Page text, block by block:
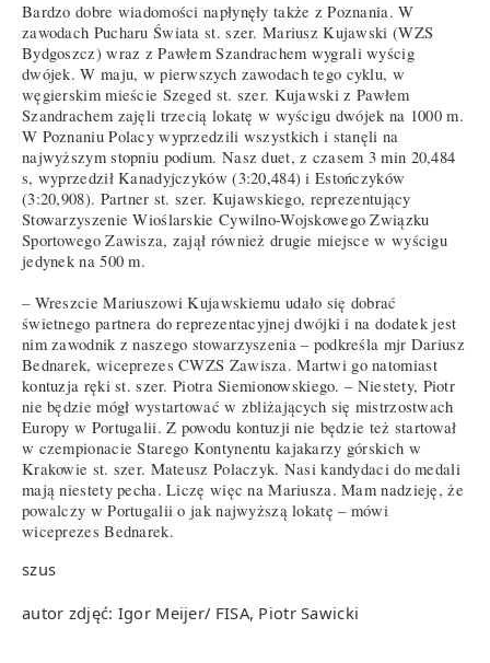
Bardzo dobre wiadomości napłynęły także z Poznania. W
zawodach Pucharu Świata st. szer. Mariusz Kujawski (WZS
Bydgoszcz) wraz z Pawłem Szandrachem wygrali wyścig
dwójek. W maju, w pierwszych zawodach tego cyklu, w
węgierskim mieście Szeged st. szer. Kujawski z Pawłem
Szandrachem zajęli trzecią lokatę w wyścigu dwójek na 1000 m.
W Poznaniu Polacy wyprzedzili wszystkich i stanęli na
najwyższym stopniu podium. Nasz duet, z czasem 3 min 20,484
s, wyprzedził Kanadyjczyków (3:20,484) i Estończyków
(3:20,908). Partner st. szer. Kujawskiego, reprezentujący
Stowarzyszenie Wioślarskie Cywilno-Wojskowego Związku
Sportowego Zawisza, zajął również drugie miejsce w wyścigu
jedynek na 500 m.
– Wreszcie Mariuszowi Kujawskiemu udało się dobrać
świetnego partnera do reprezentacyjnej dwójki i na dodatek jest
nim zawodnik z naszego stowarzyszenia – podkreśla mjr Dariusz
Bednarek, wiceprezes CWZS Zawisza. Martwi go natomiast
kontuzja ręki st. szer. Piotra Siemionowskiego. – Niestety, Piotr
nie będzie mógł wystartować w zbliżających się mistrzostwach
Europy w Portugalii. Z powodu kontuzji nie będzie też startował
w czempionacie Starego Kontynentu kajakarzy górskich w
Krakowie st. szer. Mateusz Polaczyk. Nasi kandydaci do medali
mają niestety pecha. Liczę więc na Mariusza. Mam nadzieję, że
powalczy w Portugalii o jak najwyższą lokatę – mówi
wiceprezes Bednarek.
szus
autor zdjęć: Igor Meijer/ FISA, Piotr Sawicki